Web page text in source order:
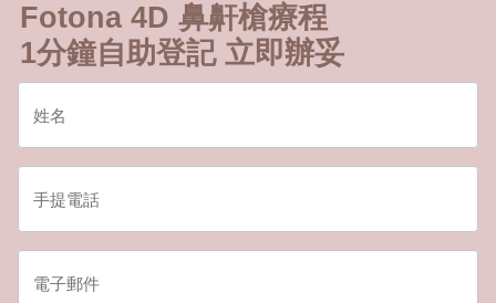
Fotona 4D 鼻鼾槍療程
1分鐘自助登記 立即辦妥